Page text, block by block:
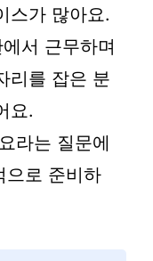
스가 많아요.
서 근무하며
리를 잡은 분
요.
라는 질문에
으로 준비하